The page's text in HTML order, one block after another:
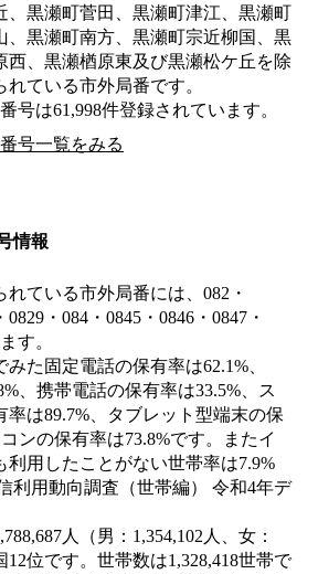
、黒瀬町菅田、黒瀬町津江、黒瀬町
、黒瀬町南方、黒瀬町宗近柳国、黒
西、黒瀬楢原東及び黒瀬松ケ丘を除
れている市外局番です。
号は61,998件登録されています。
号一覧をみる
情報
ている市外局番には、082・
・084・0845・0846・0847・
す。
た固定電話の保有率は62.1%、
、携帯電話の保有率は33.5%、ス
率は89.7%、タブレット型端末の保
ンの保有率は73.8%です。またイ
利用したことがない世帯率は7.9%
利用動向調査（世帯編） 令和4年デ
人（男：1,354,102人、女：
12位です。世帯数は1,328,418世帯で